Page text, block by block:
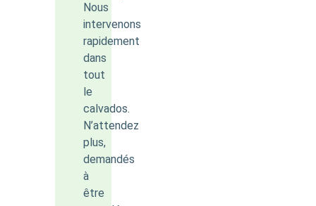
Nous
intervenons
rapidement
dans
tout
le
calvados.
N’attendez
plus,
demandés
à
être